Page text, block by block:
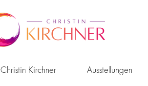
Christin Kirchner Ausstellungen